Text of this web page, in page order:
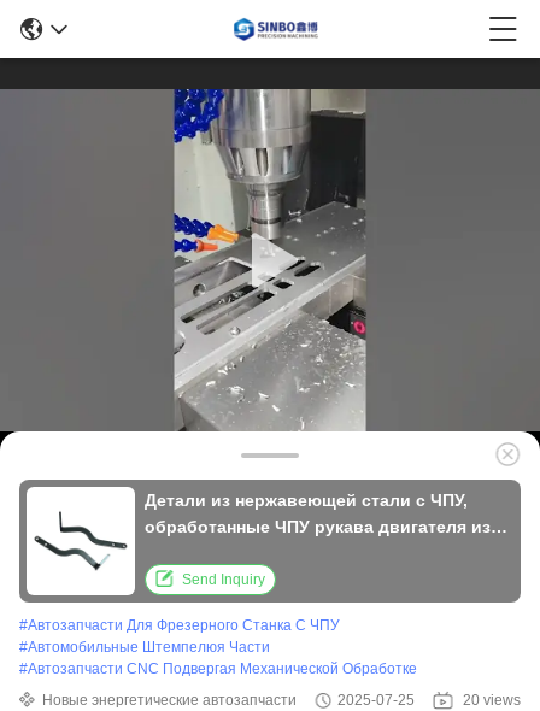
Детали из нержавеющей стали с ЧПУ,
обработанные ЧПУ рукава двигателя из
Send Inquiry
#Автозапчасти Для Фрезерного Станка С ЧПУ
#Автомобильные Штемпелюя Части
#Автозапчасти CNC Подвергая Механической Обработке
Новые энергетические автозапчасти
2025-07-25 20 views